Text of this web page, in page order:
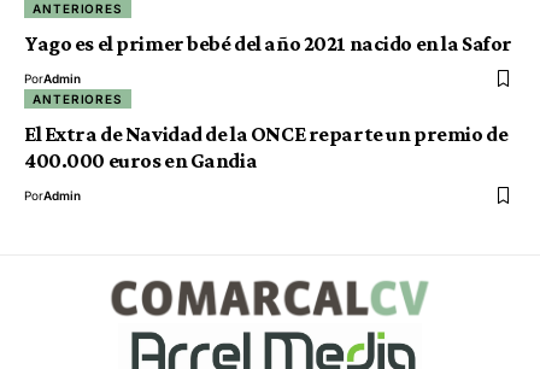
ANTERIORES
Yago es el primer bebé del año 2021 nacido en la Safor
PorAdmin
ANTERIORES
El Extra de Navidad de la ONCE reparte un premio de
400.000 euros en Gandia
PorAdmin